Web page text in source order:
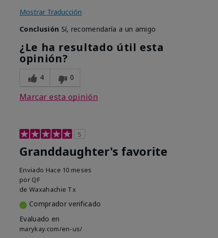
Mostrar Traducción
Conclusión Sí, recomendaría a un amigo
¿Le ha resultado útil esta
opinión?
4 0
Marcar esta opinión
5
Granddaughter's favorite
Enviado Hace 10 meses
por QF
de Waxahachie Tx
Comprador verificado
Evaluado en
marykay.com/en-us/